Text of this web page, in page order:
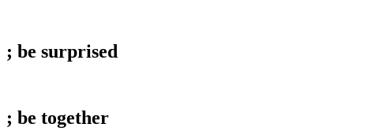
; be surprised
; be together